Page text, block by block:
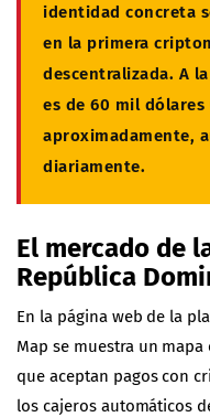
identidad concreta
en la primera
descentralizada. A
es de 60 mil
aproximadamente,
diariamente.
El mercado de
República
En la página web de la
Map se muestra un
que aceptan pagos con
los cajeros automáticos